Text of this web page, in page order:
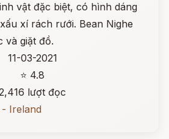
vật đặc biệt, có hình dáng
xí rách rưới. Bean Nighe
và giặt đồ.
11-03-2021
⭐ 4.8
lượt đọc
Ireland